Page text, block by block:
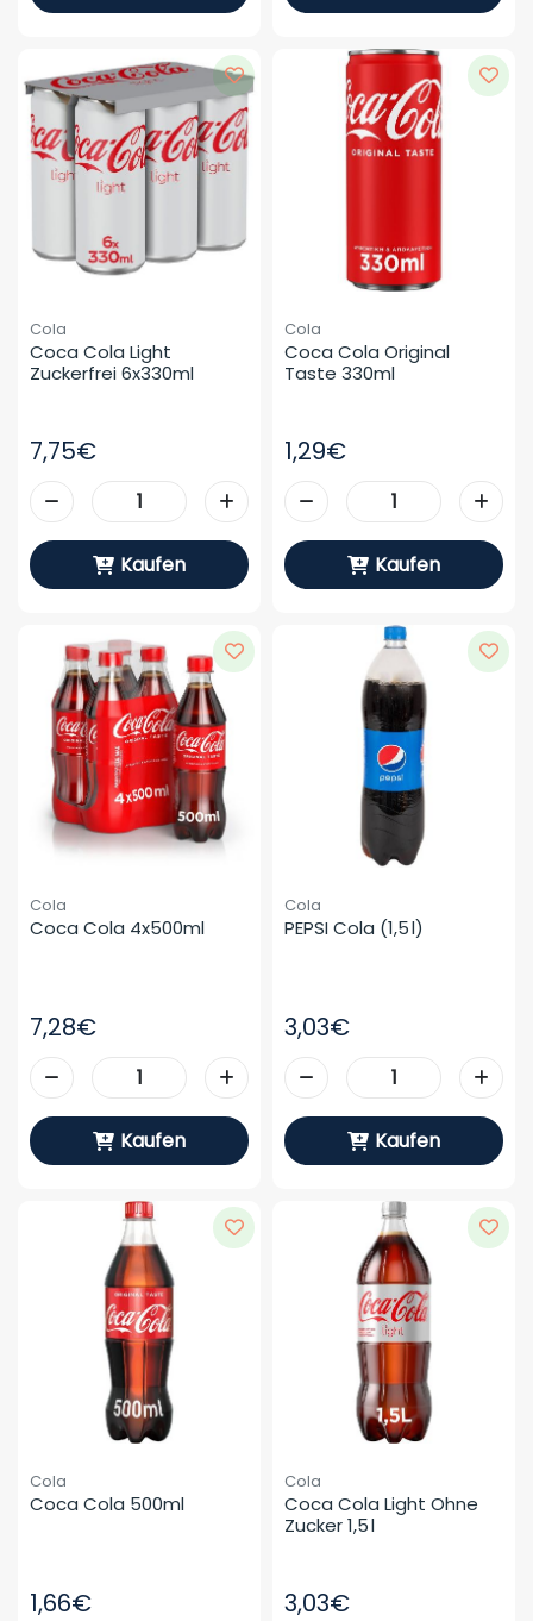
Cola
Coca Cola Light
Zuckerfrei 6x330ml
7,75€
Kaufen
Cola
Coca Cola Original
Taste 330ml
1,29€
Kaufen
Cola
Coca Cola 4x500ml
7,28€
Kaufen
Cola
PEPSI Cola (1,5 L)
3,03€
Kaufen
Cola
Coca Cola 500ml
1,66€
Cola
Coca Cola Light Ohne
Zucker 1,5 L
3,03€